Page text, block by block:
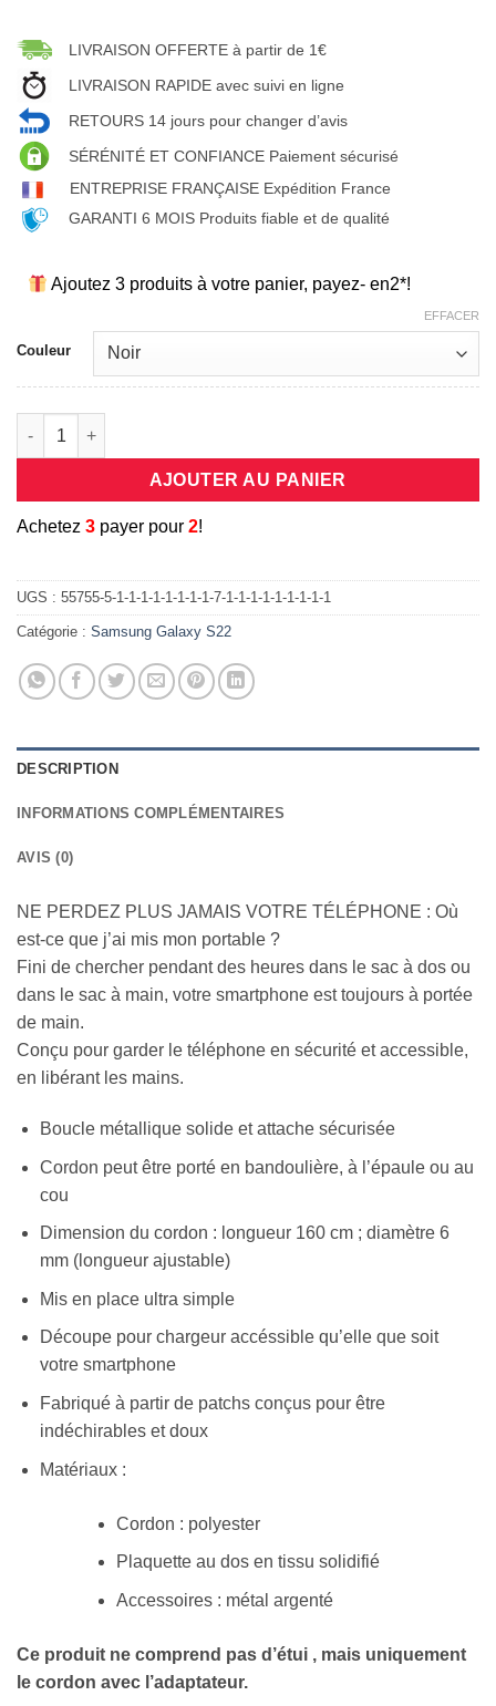
LIVRAISON OFFERTE à partir de 1€
LIVRAISON RAPIDE avec suivi en ligne
RETOURS 14 jours pour changer d’avis
SÉRÉNITÉ ET CONFIANCE Paiement sécurisé
ENTREPRISE FRANÇAISE Expédition France
GARANTI 6 MOIS Produits fiable et de qualité
Ajoutez 3 produits à votre panier, payez- en2*!
Couleur
EFFACER
quantité de Cordon porte mobile universel en bandouliere
AJOUTER AU PANIER
Achetez 3 payer pour 2!
UGS : 55755-5-1-1-1-1-1-1-1-1-7-1-1-1-1-1-1-1-1-1
Catégorie : Samsung Galaxy S22
DESCRIPTION
INFORMATIONS COMPLÉMENTAIRES
AVIS (0)
NE PERDEZ PLUS JAMAIS VOTRE TÉLÉPHONE : Où
est-ce que j’ai mis mon portable ?
Fini de chercher pendant des heures dans le sac à dos ou
dans le sac à main, votre smartphone est toujours à portée
de main.
Conçu pour garder le téléphone en sécurité et accessible,
en libérant les mains.
Boucle métallique solide et attache sécurisée
Cordon peut être porté en bandoulière, à l’épaule ou au
cou
Dimension du cordon : longueur 160 cm ; diamètre 6
mm (longueur ajustable)
Mis en place ultra simple
Découpe pour chargeur accéssible qu’elle que soit
votre smartphone
Fabriqué à partir de patchs conçus pour être
indéchirables et doux
Matériaux :
Cordon : polyester
Plaquette au dos en tissu solidifié
Accessoires : métal argenté
Ce produit ne comprend pas d’étui , mais uniquement
le cordon avec l’adaptateur.